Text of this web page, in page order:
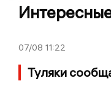
07/08 11:22
Туляки